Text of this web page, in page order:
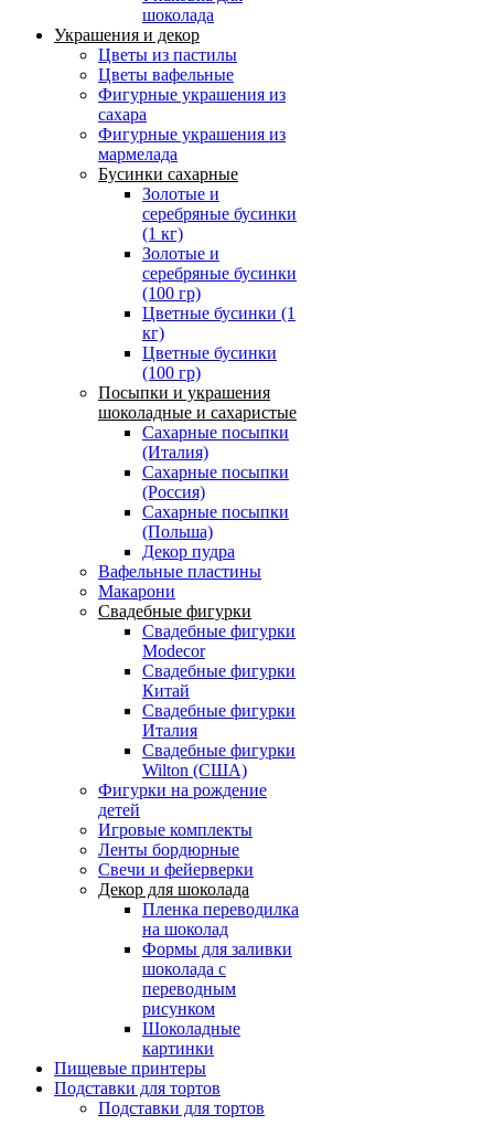
шоколада
Украшения и декор
Цветы из пастилы
Цветы вафельные
Фигурные украшения из
сахара
Фигурные украшения из
мармелада
Бусинки сахарные
Золотые и
серебряные бусинки
(1 кг)
Золотые и
серебряные бусинки
(100 гр)
Цветные бусинки (1
кг)
Цветные бусинки
(100 гр)
Посыпки и украшения
шоколадные и сахаристые
Сахарные посыпки
(Италия)
Сахарные посыпки
(Россия)
Сахарные посыпки
(Польша)
Декор пудра
Вафельные пластины
Макарони
Свадебные фигурки
Свадебные фигурки
Modecor
Свадебные фигурки
Китай
Свадебные фигурки
Италия
Свадебные фигурки
Wilton (США)
Фигурки на рождение
детей
Игровые комплекты
Ленты бордюрные
Свечи и фейерверки
Декор для шоколада
Пленка переводилка
на шоколад
Формы для заливки
шоколада с
переводным
рисунком
Шоколадные
картинки
Пищевые принтеры
Подставки для тортов
Подставки для тортов